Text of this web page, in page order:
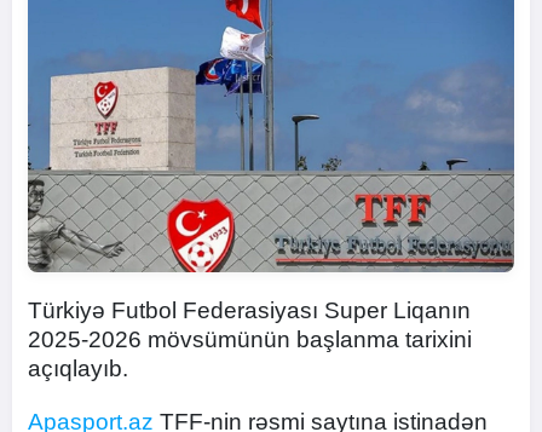
Türkiyə Futbol Federasiyası Super Liqanın
2025-2026 mövsümünün başlanma tarixini
açıqlayıb.
Apasport.az TFF-nin rəsmi saytına istinadən